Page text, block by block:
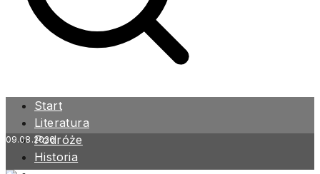
Start
Literatura
Podróże
Historia
09.08.2026